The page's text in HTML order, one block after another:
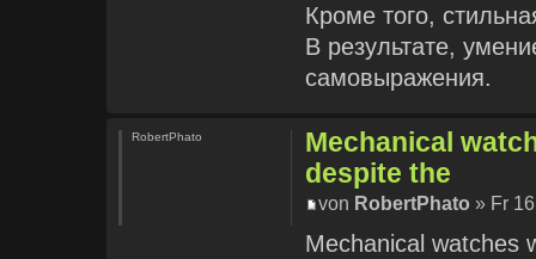
Кроме того,
В результате,
самовыражения.
Mechanical
despite the
von RobertPhato » Fr
Mechanical watches
RobertPhato